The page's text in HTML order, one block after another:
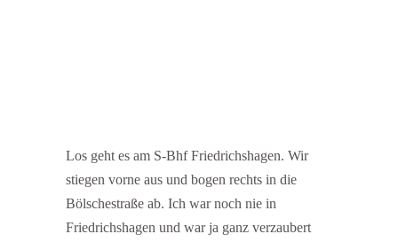
Los geht es am S-Bhf Friedrichshagen. Wir
stiegen vorne aus und bogen rechts in die
Bölschestraße ab. Ich war noch nie in
Friedrichshagen und war ja ganz verzaubert